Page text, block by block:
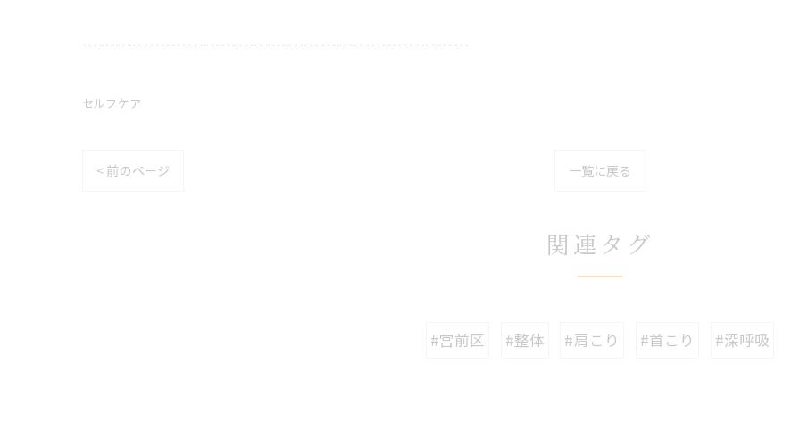
----------------------------------------------------------------------
セルフケア
< 前のページ 一覧に戻る
関連タグ
#宮前区 #整体 #肩こり #首こり #深呼吸